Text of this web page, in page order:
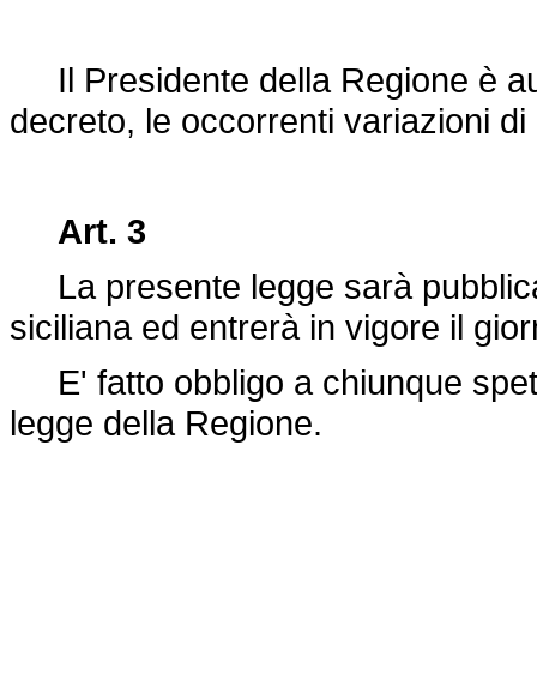
Il Presidente della Regione è
decreto, le occorrenti variazioni di
Art. 3
La presente legge sarà
siciliana ed entrerà in vigore il
E' fatto obbligo a chiunque
legge della Regione.